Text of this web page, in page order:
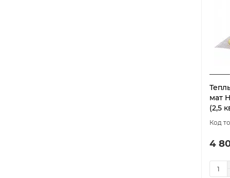
мат
(2,5
4